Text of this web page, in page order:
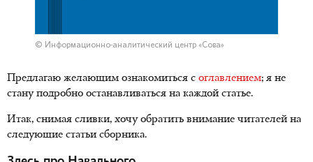
© Информационно-аналитический центр «Сова»
Предлагаю желающим ознакомиться с оглавлением; я не
стану подробно останавливаться на каждой статье.
Итак, снимая сливки, хочу обратить внимание читателей на
следующие статьи сборника.